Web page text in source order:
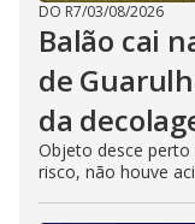
DO R7/03/08/2026
Balão cai
de
da
Objeto desce perto
risco, não houve